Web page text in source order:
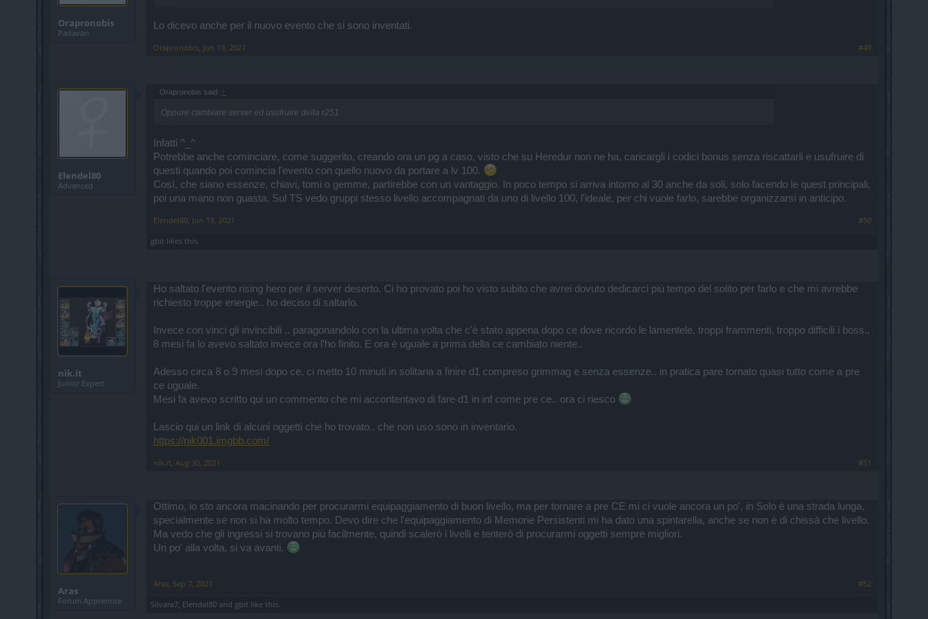
Orapronobis
Padavan
Lo dicevo anche per il nuovo evento che si sono inventati.
Orapronobis Jun 19, 2021 #49
Elendel80
Advanced
Orapronobis said: ↑
Oppure cambiare server ed usufruire della r251
Infatti ^_^
Potrebbe anche cominciare, come suggerito, creando ora un pg a caso, visto che su Heredur non ne ha, caricargli i codici bonus senza riscattarli e usufruire di
questi quando poi comincia l'evento con quello nuovo da portare a lv 100.
Così, che siano essenze, chiavi, tomi o gemme, partirebbe con un vantaggio. In poco tempo si arriva intorno al 30 anche da soli, solo facendo le quest principali,
poi una mano non guasta. Sul TS vedo gruppi stesso livello accompagnati da uno di livello 100, l'ideale, per chi vuole farlo, sarebbe organizzarsi in anticipo.
Elendel80 Jun 19, 2021
#50
gbit likes this.
nìk.it
Junior Expert
Ho saltato l'evento rising hero per il server deserto. Ci ho provato poi ho visto subito che avrei dovuto dedicarci più tempo del solito per farlo e che mi avrebbe
richiesto troppe energie.. ho deciso di saltarlo.
Invece con vinci gli invincibili .. paragonandolo con la ultima volta che c'è stato appena dopo ce dove ricordo le lamentele, troppi frammenti, troppo difficili i boss..
8 mesi fa lo avevo saltato invece ora l'ho finito. E ora è uguale a prima della ce cambiato niente..
Adesso circa 8 o 9 mesi dopo ce, ci metto 10 minuti in solitaria a finire d1 compreso grimmag e senza essenze.. in pratica pare tornato quasi tutto come a pre
ce uguale.
Mesi fa avevo scritto qui un commento che mi accontentavo di fare d1 in inf come pre ce.. ora ci riesco
Lascio qui un link di alcuni oggetti che ho trovato.. che non uso sono in inventario.
https://nik001.imgbb.com/
nìk.it Aug 30, 2021 #51
Aras
Forum Apprentice
Ottimo, io sto ancora macinando per procurarmi equipaggiamento di buon livello, ma per tornare a pre CE mi ci vuole ancora un po', in Solo è una strada lunga,
specialmente se non si ha molto tempo. Devo dire che l'equipaggiamento di Memorie Persistenti mi ha dato una spintarella, anche se non è di chissà che livello.
Ma vedo che gli ingressi si trovano più facilmente, quindi scalerò i livelli e tenterò di procurarmi oggetti sempre migliori.
Un po' alla volta, si va avanti.
Aras Sep 7, 2021
#52
Silvara7 Elendel80 and gbit like this.